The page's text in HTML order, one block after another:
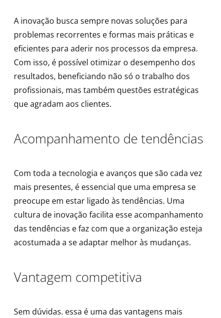
A inovação busca sempre novas soluções para
problemas recorrentes e formas mais práticas e
eficientes para aderir nos processos da empresa.
Com isso, é possível otimizar o desempenho dos
resultados, beneficiando não só o trabalho dos
profissionais, mas também questões estratégicas
que agradam aos clientes.
Acompanhamento de tendências
Com toda a tecnologia e avanços que são cada vez
mais presentes, é essencial que uma empresa se
preocupe em estar ligado às tendências. Uma
cultura de inovação facilita esse acompanhamento
das tendências e faz com que a organização esteja
acostumada a se adaptar melhor às mudanças.
Vantagem competitiva
Sem dúvidas. essa é uma das vantagens mais